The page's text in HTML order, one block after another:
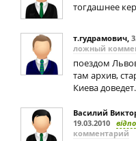
тогдашнее
т.гудрамович,
ложный
поездом
там архив,
Киева
Василий
19.03.2010
комментарий